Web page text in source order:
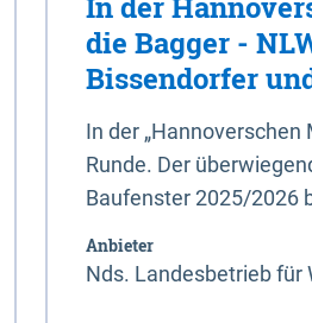
die Bagger -
Bissendorfer
In der
Runde. Der
Baufenster 2025/2026
Anbieter
Nds. Landesbetrieb